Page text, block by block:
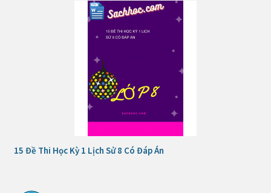
15 Đề Thi Học Kỳ 1 Lịch Sử 8 Có Đáp Án